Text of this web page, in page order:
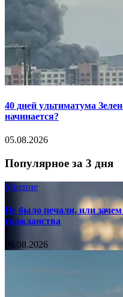
40 дней ультиматума
начинается?
05.08.2026
Популярное за 3 дня
Мнение
Не было печали, или
гражданства
06.08.2026